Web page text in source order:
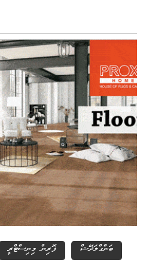
ބަންގްލަދޭޝް ފޮރިން މިނިސްޓްރީ